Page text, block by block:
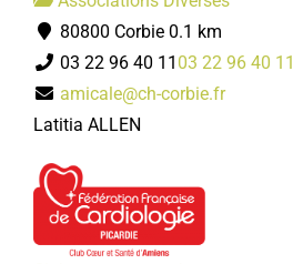
80800 Corbie 0.1 km
03 22 96 40 11 03 22 96 40 11
amicale@ch-corbie.fr
Latitia ALLEN